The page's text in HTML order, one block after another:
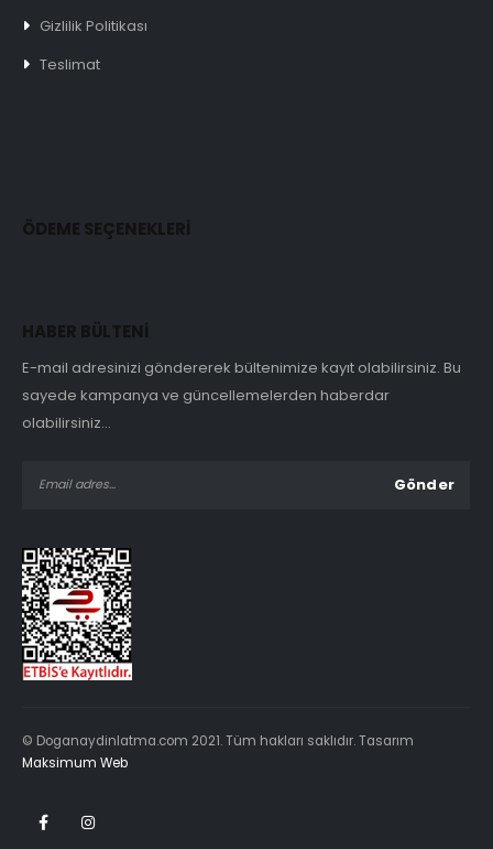
Gizlilik Politikası
Teslimat
ÖDEME SEÇENEKLERİ
HABER BÜLTENİ
E-mail adresinizi göndererek bültenimize kayıt olabilirsiniz. Bu
sayede kampanya ve güncellemelerden haberdar
olabilirsiniz...
© Doganaydinlatma.com 2021. Tüm hakları saklıdır. Tasarım
Maksimum Web